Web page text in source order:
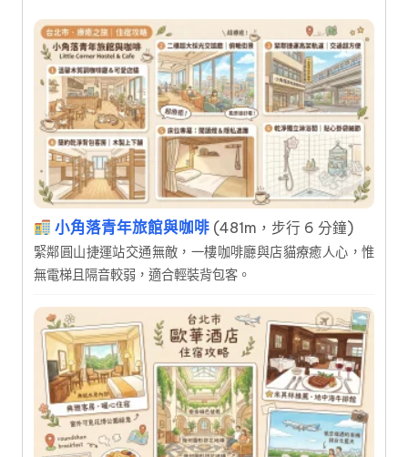
小角落青年旅館與咖啡 (481m，步行 6 分鐘)
緊鄰圓山捷運站交通無敵，一樓咖啡廳與店貓療癒人心，惟
無電梯且隔音較弱，適合輕裝背包客。